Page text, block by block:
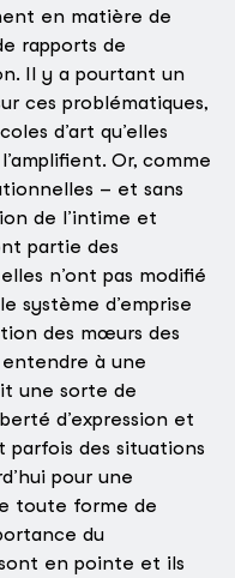
en matière de
rapports de
Il y a pourtant un
ces problématiques,
d’art qu’elles
Or, comme
– et sans
de l’intime et
partie des
n’ont pas modifié
système d’emprise
des mœurs des
entendre à une
une sorte de
d’expression et
parfois des situations
pour une
toute forme de
du
en pointe et ils